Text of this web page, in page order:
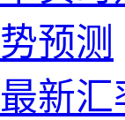
预测
新汇